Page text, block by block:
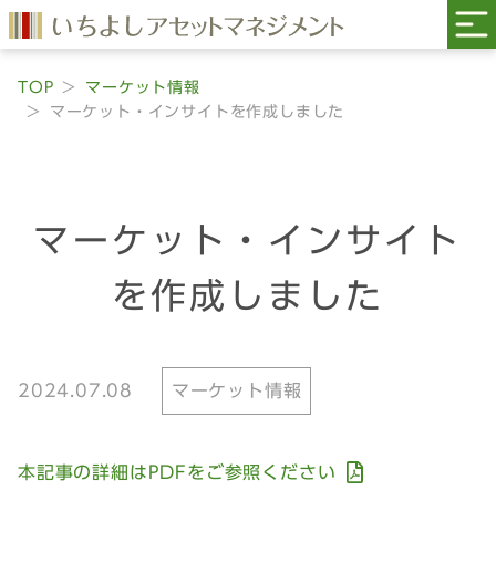
TOP
マーケット情報
マーケット・インサイトを作成しました
マーケット・インサイト
を作成しました
2024.07.08 マーケット情報
本記事の詳細はPDFをご参照ください